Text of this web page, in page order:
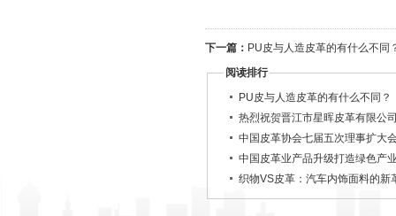
下一篇： PU皮与人造皮革的有什么不同
阅读排行
PU皮与人造皮革的有什么不同？
热烈祝贺晋江市星晖皮革有限公
中国皮革协会七届五次理事扩大
中国皮革业产品升级打造绿色产
织物VS皮革：汽车内饰面料的新